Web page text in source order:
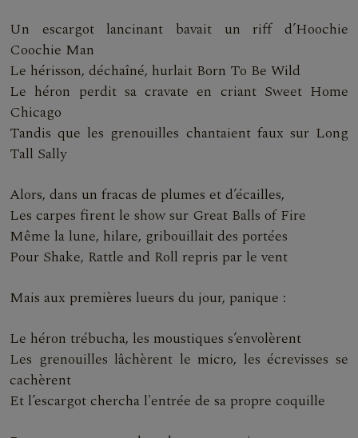
Un escargot lancinant bavait un riff d’Hoochie
Coochie Man
Le hérisson, déchaîné, hurlait Born To Be Wild
Le héron perdit sa cravate en criant Sweet Home
Chicago
Tandis que les grenouilles chantaient faux sur Long
Tall Sally
Alors, dans un fracas de plumes et d’écailles,
Les carpes firent le show sur Great Balls of Fire
Même la lune, hilare, gribouillait des portées
Pour Shake, Rattle and Roll repris par le vent
Mais aux premières lueurs du jour, panique :
Le héron trébucha, les moustiques s’envolèrent
Les grenouilles lâchèrent le micro, les écrevisses se
cachèrent
Et l’escargot chercha l'entrée de sa propre coquille